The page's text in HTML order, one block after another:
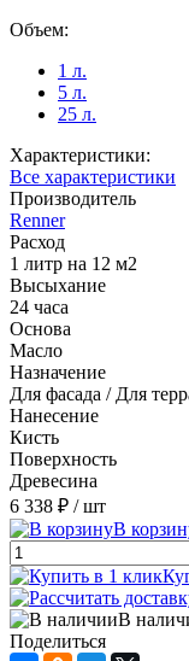
Объем:
1 л.
5 л.
25 л.
Характеристики:
Все характеристики
Производитель
Renner
Расход
1 литр на 12 м2
Высыхание
24 часа
Основа
Масло
Назначение
Для фасада / Для
Нанесение
Кисть
Поверхность
Древесина
6 338 ₽ / шт
В
В
Поделиться